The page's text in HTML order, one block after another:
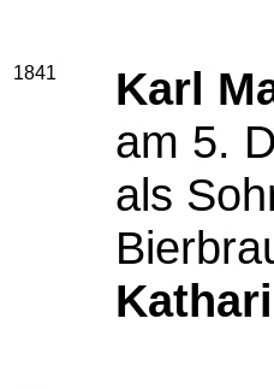
1841 Karl
am 5.
als